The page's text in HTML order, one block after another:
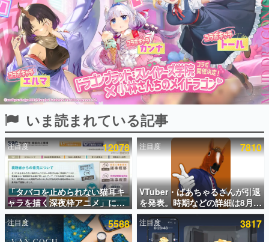
電ファミのいま読まれている記事ランキング
アプリセール情報
インタビュー
連載・特集一覧
殿堂入り記事
SNS拡散数が数千以上！ ページビュー数万以上！ などな
ど。多くの人々に読まれた、電ファミ渾身の“殿堂入り”記
事をまとめました。
ゲームの企画書
名作ゲームクリエイターの方々に製作時のエピソードをお
聞きし、ヒットする企画（ゲーム）とは何か？を探ってい
きます。
赫本
この物語を解いてはいけない。『赫本』は、〈試験問題〉
の形をした短編ホラー小説集です。
いま読まれている記事
注目度 12078
「タバコを止められない猫耳キ
ャラを描く深夜枠アニメ」に視
聴者の一部から批判意見。違法
薬物の使用と思しき描写も含め
て、BPOが議論を交わす
注目度 7810
VTuber・ばあちゃるさんが引退
を発表。時期などの詳細は8月9
日15時からの配信で説明
注目度 5588 注目度 3817